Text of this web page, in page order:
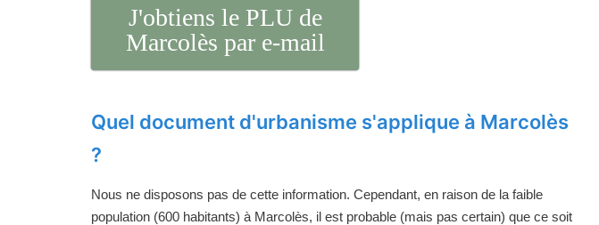
J'obtiens le PLU de
Marcolès par e-mail
Quel document d'urbanisme s'applique à Marcolès
?
Nous ne disposons pas de cette information. Cependant, en raison de la faible
population (600 habitants) à Marcolès, il est probable (mais pas certain) que ce soit